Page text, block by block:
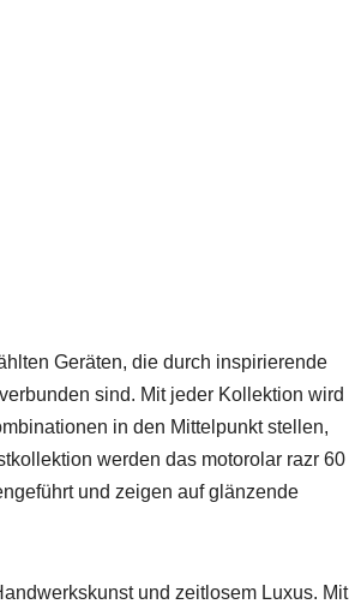
Geräten, die durch inspiri­erende
sind. Mit jed­er Kollek­tion wird
in den Mit­telpunkt stellen,
wer­den das motoro­lar razr 60
und zeigen auf glänzende
und zeit­losem Luxus. Mit